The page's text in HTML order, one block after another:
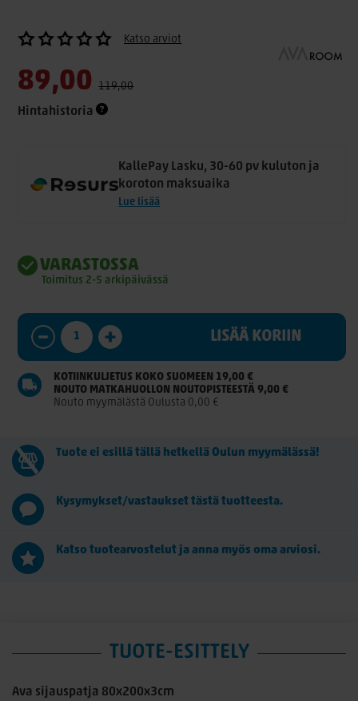
Katso arviot
89,00 119,00
Hintahistoria
KallePay Lasku, 30-60 pv kuluton ja
koroton maksuaika
Lue lisää
VARASTOSSA
Toimitus 2-5 arkipäivässä
LISÄÄ KORIIN
KOTIINKULJETUS KOKO SUOMEEN 19,00 €
NOUTO MATKAHUOLLON NOUTOPISTEESTÄ 9,00 €
Nouto myymälästä Oulusta 0,00 €
Tuote ei esillä tällä hetkellä Oulun myymälässä!
Kysymykset/vastaukset tästä tuotteesta.
Katso tuotearvostelut ja anna myös oma arviosi.
TUOTE-ESITTELY
Ava sijauspatja 80x200x3cm